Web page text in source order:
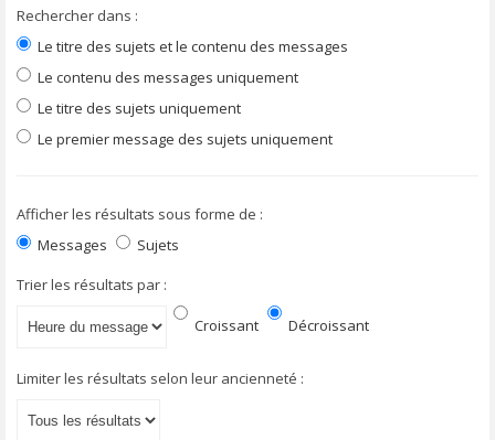
Rechercher dans :
Le titre des sujets et le contenu des messages
Le contenu des messages uniquement
Le titre des sujets uniquement
Le premier message des sujets uniquement
Afficher les résultats sous forme de :
Messages
Sujets
Trier les résultats par :
Croissant Décroissant
Limiter les résultats selon leur ancienneté :